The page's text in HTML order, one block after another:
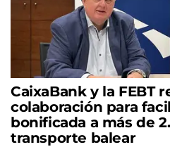
CaixaBank y la FEBT
colaboración para
bonificada a más de
transporte balear